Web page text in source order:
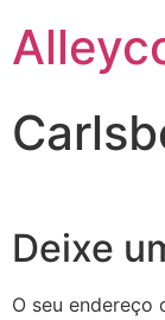
Deixe
O seu endereço